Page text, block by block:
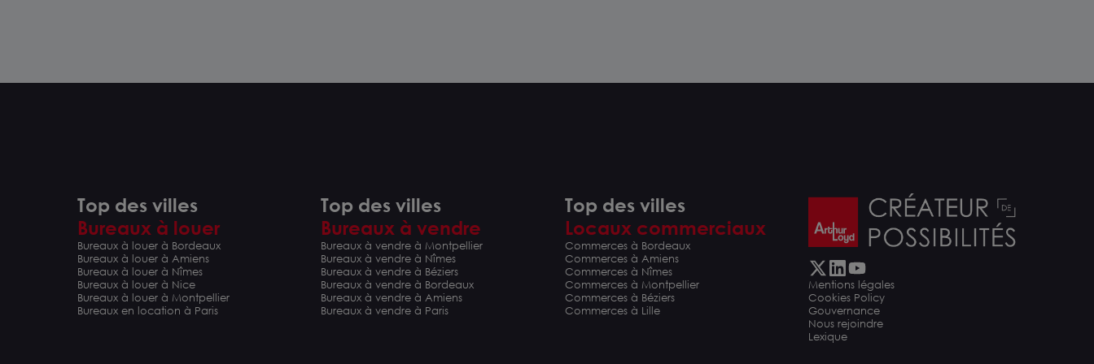
Top des villes
Bureaux à louer
Bureaux à louer à Bordeaux
Bureaux à louer à Amiens
Bureaux à louer à Nîmes
Bureaux à louer à Nice
Bureaux à louer à Montpellier
Bureaux en location à Paris
Top des villes
Bureaux à vendre
Bureaux à vendre à Montpellier
Bureaux à vendre à Nîmes
Bureaux à vendre à Béziers
Bureaux à vendre à Bordeaux
Bureaux à vendre à Amiens
Bureaux à vendre à Paris
Top des villes
Locaux commerciaux
Commerces à Bordeaux
Commerces à Amiens
Commerces à Nîmes
Commerces à Montpellier
Commerces à Béziers
Commerces à Lille
Mentions légales
Cookies Policy
Gouvernance
Nous rejoindre
Lexique